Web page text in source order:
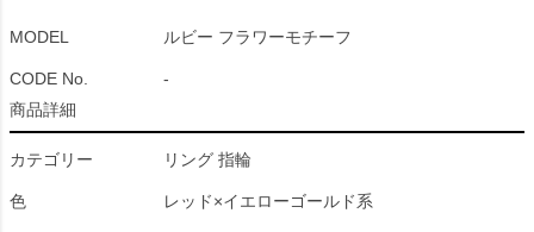
MODEL ルビー フラワーモチーフ
CODE No.
-
商品詳細
カテゴリー リング 指輪
色 レッド×イエローゴールド系